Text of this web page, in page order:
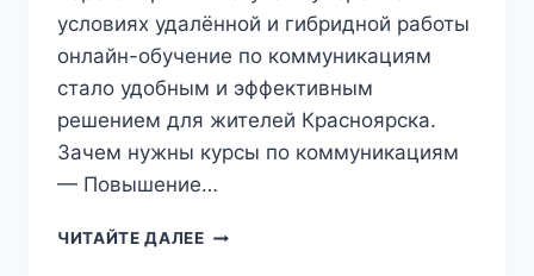
условиях удалённой и гибридной работы
онлайн-обучение по коммуникациям
стало удобным и эффективным
решением для жителей Красноярска.
Зачем нужны курсы по коммуникациям
— Повышение…
ЧИТАЙТЕ ДАЛЕЕОНЛАЙН-